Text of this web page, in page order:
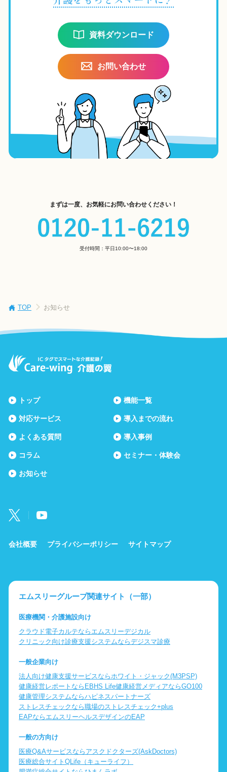
資料ダウンロード
お問い合わせ
まずは一度、お気軽にお問い合わせください！
受付時間：平日10:00〜18:00
TOP お知らせ
トップ 機能一覧
対応サービス 導入までの流れ
よくある質問 導入事例
コラム セミナー・体験会
お知らせ
会社概要 プライバシーポリシー サイトマップ
エムスリーグループ関連サイト（一部）
医療機関・介護施設向け
クラウド電子カルテならエムスリーデジカル
クリニック向け診療支援システムならデジスマ診療
一般企業向け
法人向け健康支援サービスならホワイト・ジャック(M3PSP)
健康経営レポートならEBHS Life健康経営メディアならGO100
健康管理システムならハピネスパートナーズ
ストレスチェックなら職場のストレスチェック+plus
EAPならエムスリーヘルスデザインのEAP
一般の方向け
医療Q&Aサービスならアスクドクターズ(AskDoctors)
医療総合サイトQLife（キューライフ）